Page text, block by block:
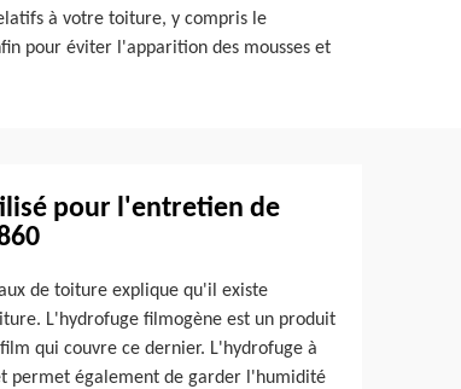
à votre toiture, y compris le
pour éviter l'apparition des mousses et
pour l'entretien de
de toiture explique qu'il existe
L'hydrofuge filmogène est un produit
qui couvre ce dernier. L'hydrofuge à
permet également de garder l'humidité